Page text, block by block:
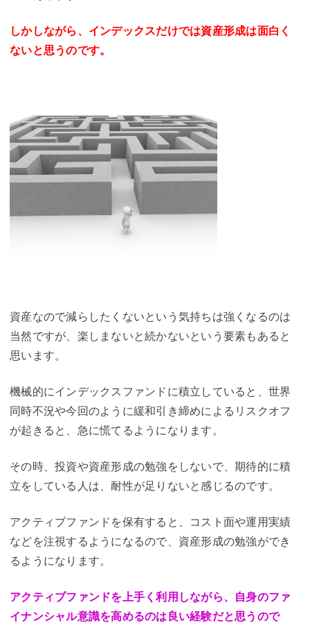
しかしながら、インデックスだけでは資産形成は面白く
ないと思うのです。
資産なので減らしたくないという気持ちは強くなるのは
当然ですが、楽しまないと続かないという要素もあると
思います。
機械的にインデックスファンドに積立していると、世界
同時不況や今回のように緩和引き締めによるリスクオフ
が起きると、急に慌てるようになります。
その時、投資や資産形成の勉強をしないで、期待的に積
立をしている人は、耐性が足りないと感じるのです。
アクティブファンドを保有すると、コスト面や運用実績
などを注視するようになるので、資産形成の勉強ができ
るようになります。
アクティブファンドを上手く利用しながら、自身のファ
イナンシャル意識を高めるのは良い経験だと思うので